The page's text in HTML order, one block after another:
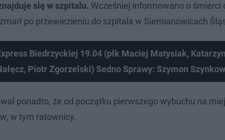
się w szpitalu. Wcześniej informowano o śmierci
po przewiezieniu do szpitala w Siemianowicach
Biedrzyckiej 19.04 (płk Maciej Matysiak,
Piotr Zgorzelski) Sedno Sprawy: Szymon
ponadto, że od początku pierwszego wybuchu na
w tym ratownicy.